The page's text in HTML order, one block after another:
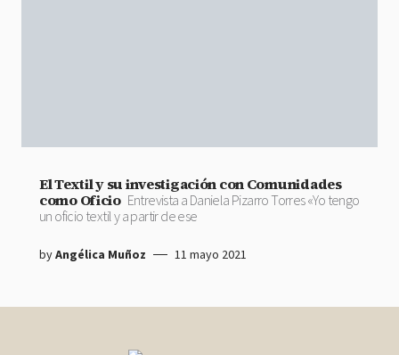
El Textil y su investigación con Comunidades
como Oficio Entrevista a Daniela Pizarro Torres «Yo tengo
un oficio textil y a partir de ese
byAngélica Muñoz 11 mayo 2021